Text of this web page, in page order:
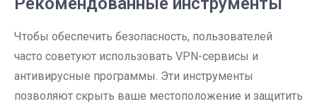
Чтобы обеспечить безопасность, пользователей
часто советуют использовать VPN-сервисы и
антивирусные программы. Эти инструменты
позволяют скрыть ваше местоположение и защитить